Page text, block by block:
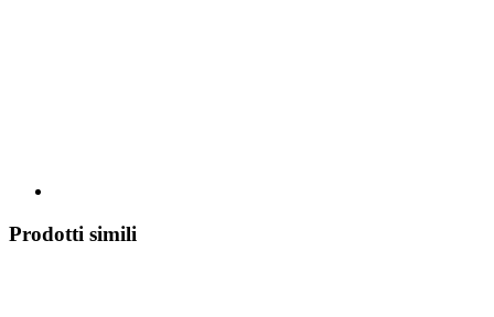
Prodotti simili